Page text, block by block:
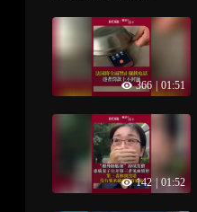
366 01:51
142 01:52